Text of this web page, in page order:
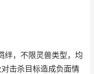
绊，不限灵兽类型，均
击杀目标造成负面情